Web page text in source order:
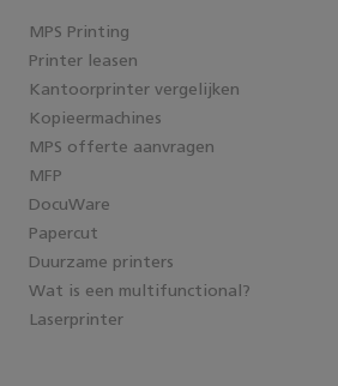
MPS Printing
Printer leasen
Kantoorprinter vergelijken
Kopieermachines
MPS offerte aanvragen
MFP
DocuWare
Papercut
Duurzame printers
Wat is een multifunctional?
Laserprinter